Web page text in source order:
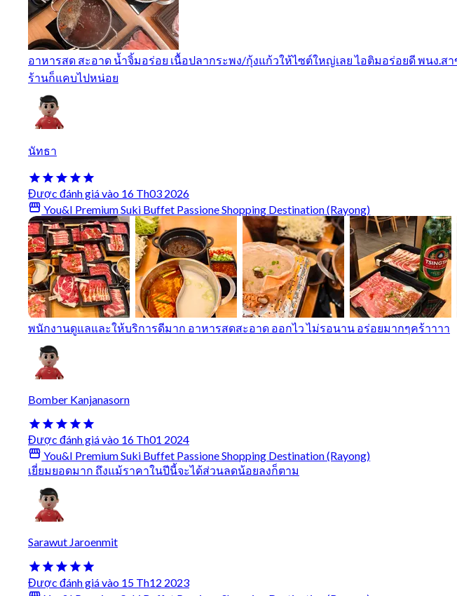
อาหารสด สะอาด น้ำจิ้มอร่อย เนื้อปลากระพง/กุ้งแก้วให้ไซต์ใหญ่เลย ไอติมอร่อยดี พนง.
ร้านก็แคบไปหน่อย
นัทธา
Được đánh giá vào 16 Th03 2026
You&I Premium Suki Buffet Passione Shopping Destination (Rayong)
พนักงานดูแลและให้บริการดีมาก อาหารสดสะอาด ออกไว ไม่รอนาน อร่อยมากๆคร้าาาา
Bomber Kanjanasorn
Được đánh giá vào 16 Th01 2024
You&I Premium Suki Buffet Passione Shopping Destination (Rayong)
เยี่ยมยอดมาก ถึงแม้ราคาในปีนี้จะได้ส่วนลดน้อยลงก็ตาม
Sarawut Jaroenmit
Được đánh giá vào 15 Th12 2023